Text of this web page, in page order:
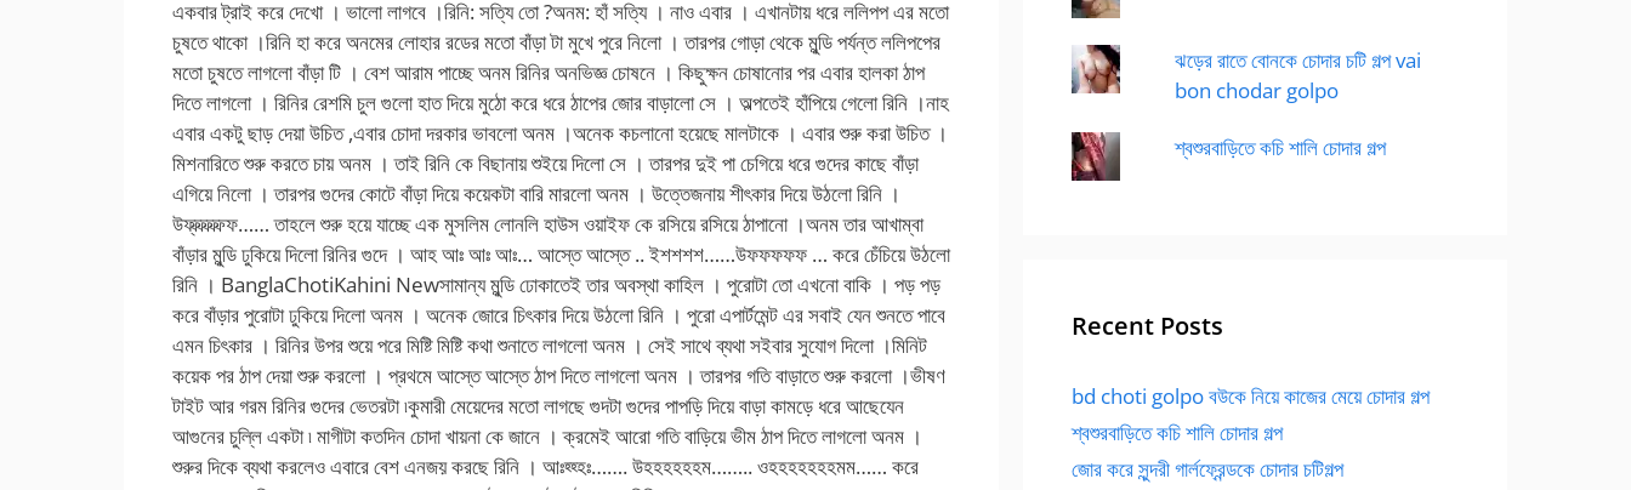
ঝড়ের রাতে বোনকে চোদার চটি গল্প vai
bon chodar golpo
শ্বশুরবাড়িতে কচি শালি চোদার গল্প
Recent Posts
bd choti golpo বউকে নিয়ে কাজের মেয়ে চোদার গল্প
শ্বশুরবাড়িতে কচি শালি চোদার গল্প
জোর করে সুন্দরী গার্লফ্রেন্ডকে চোদার চটিগল্প